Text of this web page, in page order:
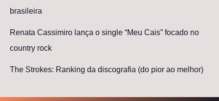
brasileira
Renata Cassimiro lança o single “Meu Cais” focado no
country rock
The Strokes: Ranking da discografia (do pior ao melhor)